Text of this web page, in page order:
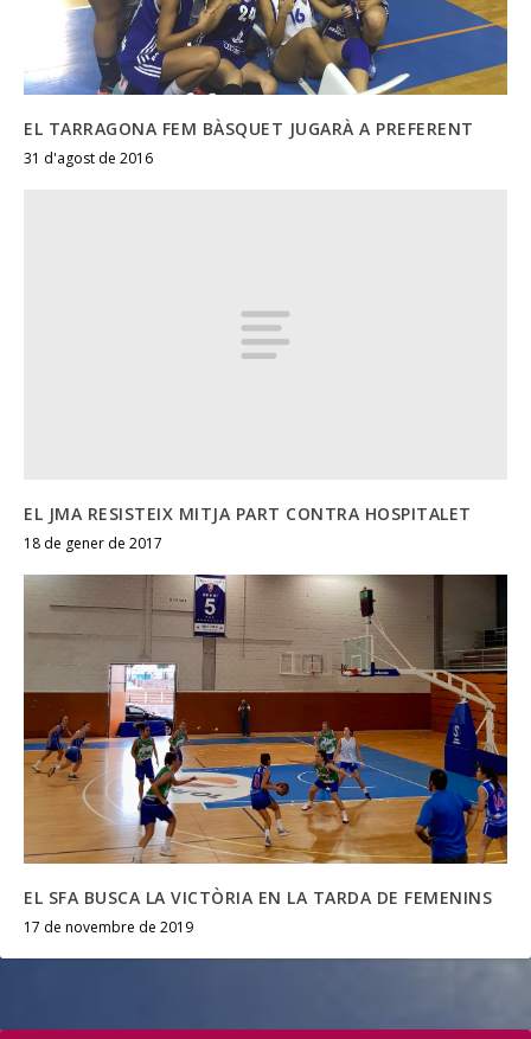
EL TARRAGONA FEM BÀSQUET JUGARÀ A PREFERENT
31 d'agost de 2016
EL JMA RESISTEIX MITJA PART CONTRA HOSPITALET
18 de gener de 2017
EL SFA BUSCA LA VICTÒRIA EN LA TARDA DE FEMENINS
17 de novembre de 2019